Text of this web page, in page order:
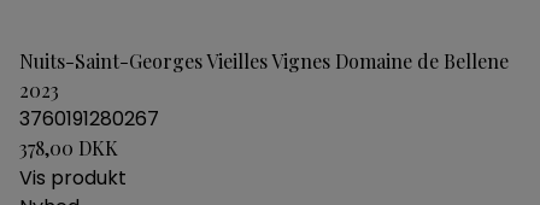
Nuits-Saint-Georges Vieilles Vignes Domaine de Bellene
2023
3760191280267
378,00 DKK
Vis produkt